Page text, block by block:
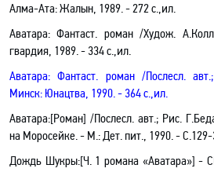
Алма-Ата: Жалын, 1989. - 272 с.,ил.
Аватара: Фантаст. роман /Худож.
гвардия, 1989. - 334 с.,ил.
Аватара: Фантаст. роман /Послесл.
Минск: Юнацтва, 1990. - 364 с.,ил.
Аватара:[Роман] /Послесл. авт.; Рис.
на Моросейке.- М.: Дет. пит., 1990. -
Дождь Шукры:[Ч. 1 романа «Аватара»] -